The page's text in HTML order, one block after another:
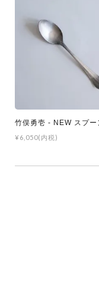
竹俣勇壱 - NEW スプー
¥6,050(内税)